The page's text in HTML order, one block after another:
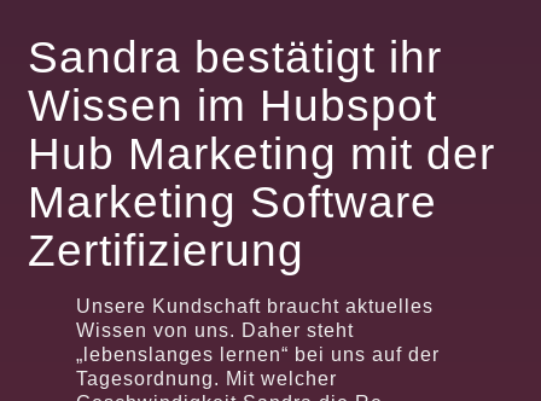
Sandra bestätigt ihr
Wissen im Hubspot
Hub Marketing mit der
Marketing Software
Zertifizierung
Unsere Kundschaft braucht aktuelles
Wissen von uns. Daher steht
„lebenslanges lernen“ bei uns auf der
Tagesordnung. Mit welcher